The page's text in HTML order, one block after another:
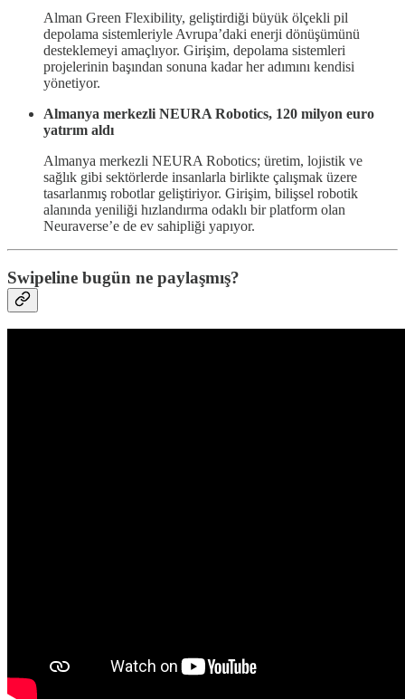
Alman Green Flexibility, geliştirdiği büyük ölçekli pil
depolama sistemleriyle Avrupa’daki enerji dönüşümünü
desteklemeyi amaçlıyor. Girişim, depolama sistemleri
projelerinin başından sonuna kadar her adımını kendisi
yönetiyor.
Almanya merkezli NEURA Robotics, 120 milyon euro
yatırım aldı
Almanya merkezli NEURA Robotics; üretim, lojistik ve
sağlık gibi sektörlerde insanlarla birlikte çalışmak üzere
tasarlanmış robotlar geliştiriyor. Girişim, bilişsel robotik
alanında yeniliği hızlandırma odaklı bir platform olan
Neuraverse’e de ev sahipliği yapıyor.
Swipeline bugün ne paylaşmış?